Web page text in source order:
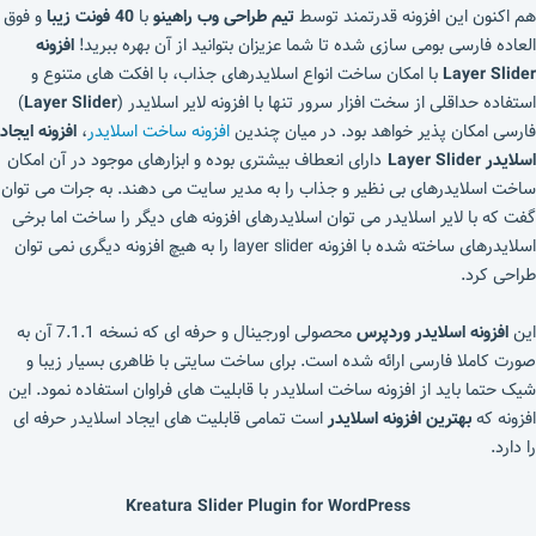
هم اکنون این افزونه قدرتمند توسطتیم طراحی وب راهینوبا 40 فونت زیبا
و فوق
العاده فارسی بومی سازی شده تا شما عزیزان بتوانید از آن بهره ببرید! افزونه
Layer Slider با امکان ساخت انواع اسلایدرهای جذاب، با افکت های متنوع و
استفاده حداقلی از سخت افزار سرور تنها با افزونه لایر اسلایدر (Layer Slider
)
فارسی امکان پذیر خواهد بود. در میان چندینافزونه ساخت اسلایدر، افزونه ایجاد
اسلایدر Layer Slider
دارای انعطاف بیشتری بوده و ابزارهای موجود در آن امکان
ساخت اسلایدرهای بی نظیر و جذاب را به مدیر سایت می دهند. به جرات می توان
گفت که با لایر اسلایدر می توان اسلایدرهای افزونه های دیگر را ساخت اما برخی
اسلایدرهای ساخته شده با افزونه layer slider را به هیچ افزونه دیگری نمی توان
طراحی کرد.
اینافزونه اسلایدر وردپرس
محصولی اورجینال و حرفه ای که نسخه 7.1.1 آن به
صورت کاملا فارسی ارائه شده است. برای ساخت سایتی با ظاهری بسیار زیبا و
شیک حتما باید از افزونه ساخت اسلایدر با قابلیت های فراوان استفاده نمود. این
افزونه کهبهترین افزونه اسلایدراست تمامی قابلیت های ایجاد اسلایدر حرفه ای
را دارد.
Kreatura Slider Plugin for WordPress